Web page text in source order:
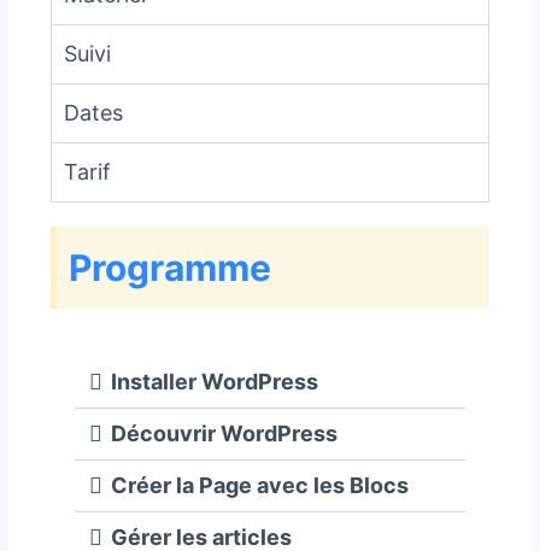
Suivi
Dates
Tarif
Programme
Installer WordPress
Découvrir WordPress
Créer la Page avec les Blocs
Gérer les articles